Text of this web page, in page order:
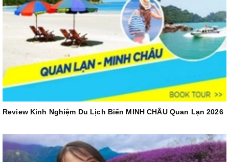
Review Kinh Nghiệm Du Lịch Biển MINH CHÂU Quan Lạn 2026